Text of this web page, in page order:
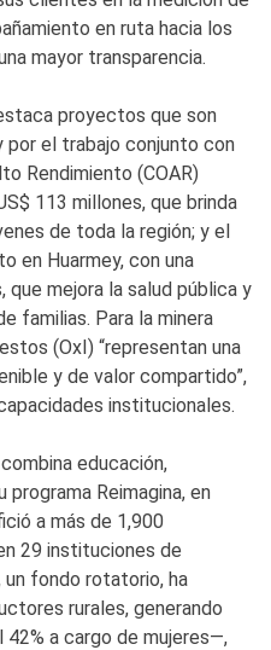
en ruta hacia los
mayor transparencia.
proyectos que son
el trabajo conjunto con
Rendimiento (COAR)
113 millones, que brinda
de toda la región; y el
en Huarmey, con una
que mejora la salud pública y
familias. Para la minera
(OxI) “representan una
y de valor compartido”,
institucionales.
educación,
Reimagina, en
a más de 1,900
29 instituciones de
un fondo rotatorio, ha
rurales, generando
a cargo de mujeres—,